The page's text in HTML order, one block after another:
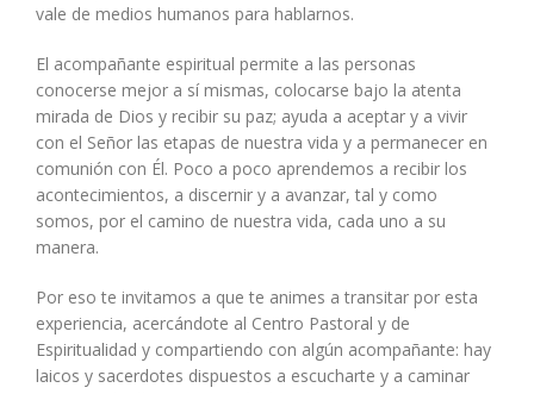
vale de medios humanos para hablarnos.
El acompañante espiritual permite a las personas
conocerse mejor a sí mismas, colocarse bajo la atenta
mirada de Dios y recibir su paz; ayuda a aceptar y a vivir
con el Señor las etapas de nuestra vida y a permanecer en
comunión con Él. Poco a poco aprendemos a recibir los
acontecimientos, a discernir y a avanzar, tal y como
somos, por el camino de nuestra vida, cada uno a su
manera.
Por eso te invitamos a que te animes a transitar por esta
experiencia, acercándote al Centro Pastoral y de
Espiritualidad y compartiendo con algún acompañante: hay
laicos y sacerdotes dispuestos a escucharte y a caminar